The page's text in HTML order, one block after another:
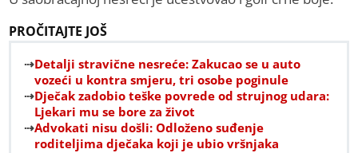
PROČITAJTE JOŠ
Detalji stravične nesreće: Zakucao se u auto
vozeći u kontra smjeru, tri osobe poginule
Dječak zadobio teške povrede od strujnog udara:
Ljekari mu se bore za život
Advokati nisu došli: Odloženo suđenje
roditeljima dječaka koji je ubio vršnjaka